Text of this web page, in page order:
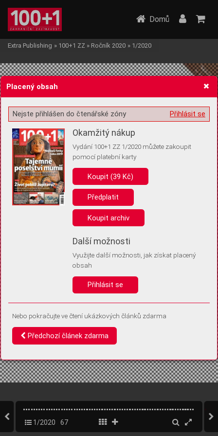
Žádost o souhlas s ukládáním volitelných informací
Pro základní fungování webu nepotřebujeme ukládat žádné informace
(tzv. cookies apod.). Rádi bychom vás ale požádali o souhlas s
uložením volitelných informací:
Anonymní unikátní ID
Díky němu příště poznáme, že se jedná o stejné zařízení, a
Identifikátor je zcela anonymní.
Vaše souhlasy a odmítnutí si ukládáme do vašeho zařízení, abychom se
vás už příště znovu neptali. Můžete je kdykoli později upravit ve Správě
Domů
Extra Publishing » 100+1 ZZ » Ročník 2020 » 1/2020
1/2020 67
Placený obsah
Přihlásit se
Nejste přihlášen do čtenářské zóny
Okamžitý nákup
Vydání 100+1 ZZ 1/2020 můžete zakoupit
pomocí platební karty
Koupit (39 Kč)
Předplatit
Koupit archiv
Další možnosti
Využijte další možnosti, jak získat placený
obsah
Přihlásit se
Nebo pokračujte ve čtení ukázkových článků zdarma
Předchozí článek zdarma